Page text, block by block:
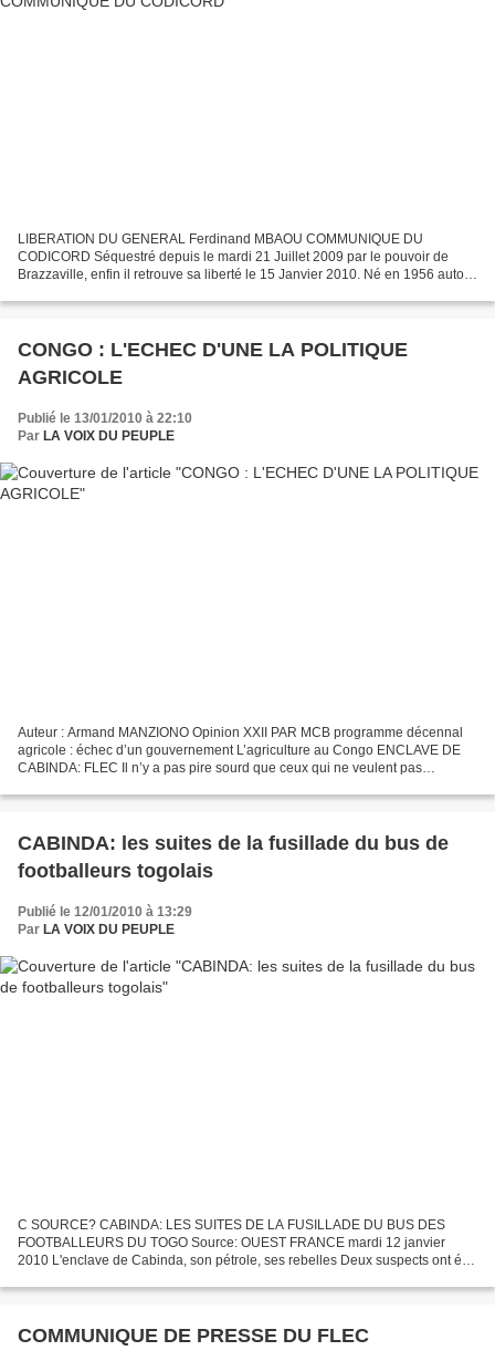
LIBERATION DU GENERAL Ferdinand MBAOU COMMUNIQUE DU
CODICORD Séquestré depuis le mardi 21 Juillet 2009 par le pouvoir de
Brazzaville, enfin il retrouve sa liberté le 15 Janvier 2010. Né en 1956 autour
CONGO : L'ECHEC D'UNE LA POLITIQUE
AGRICOLE
Publié le 13/01/2010 à 22:10
Par LA VOIX DU PEUPLE
Auteur : Armand MANZIONO Opinion XXII PAR MCB programme décennal
agricole : échec d’un gouvernement L’agriculture au Congo ENCLAVE DE
CABINDA: FLEC Il n’y a pas pire sourd que ceux qui ne veulent pas
CABINDA: les suites de la fusillade du bus de
footballeurs togolais
Publié le 12/01/2010 à 13:29
Par LA VOIX DU PEUPLE
C SOURCE? CABINDA: LES SUITES DE LA FUSILLADE DU BUS DES
FOOTBALLEURS DU TOGO Source: OUEST FRANCE mardi 12 janvier
2010 L'enclave de Cabinda, son pétrole, ses rebelles Deux suspects ont été
COMMUNIQUE DE PRESSE DU FLEC